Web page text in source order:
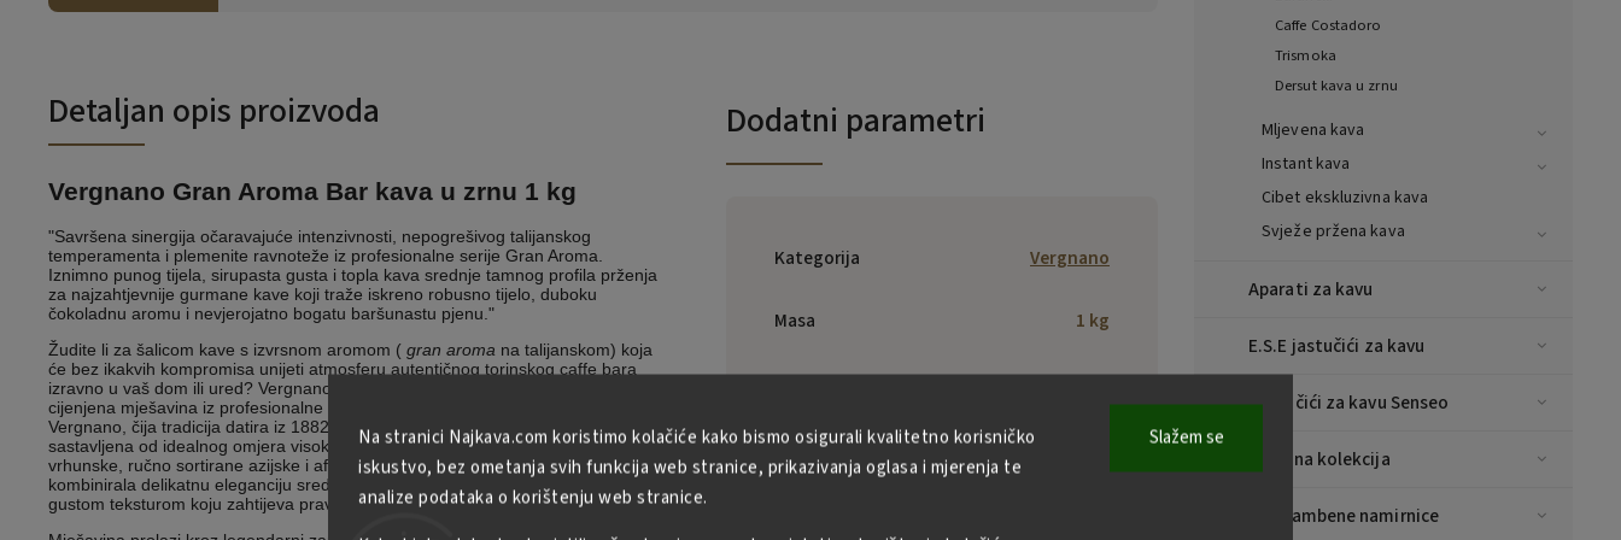
Na stranici Najkava.com koristimo kolačiće kako bismo osigurali kvalitetno korisničko
iskustvo, bez ometanja svih funkcija web stranice, prikazivanja oglasa i mjerenja te
analize podataka o korištenju web stranice.
Slažem se
Caffe Costadoro
Trismoka
Dersut kava u zrnu
Mljevena kava
Instant kava
Cibet ekskluzivna kava
Svježe pržena kava
Aparati za kavu
E.S.E jastučići za kavu
Jastučići za kavu Senseo
Božićna kolekcija
Prehrambene namirnice
Detaljan opis proizvoda
Vergnano Gran Aroma Bar kava u zrnu 1 kg
"Savršena sinergija očaravajuće intenzivnosti, nepogrešivog talijanskog
temperamenta i plemenite ravnoteže iz profesionalne serije Gran Aroma.
Iznimno punog tijela, sirupasta gusta i topla kava srednje tamnog profila prženja
za najzahtjevnije gurmane kave koji traže iskreno robusno tijelo, duboku
čokoladnu aromu i nevjerojatno bogatu baršunastu pjenu."
Žudite li za šalicom kave s izvrsnom aromom ( gran aroma na talijanskom) koja
će bez ikakvih kompromisa unijeti atmosferu autentičnog torinskog caffe bara
izravno u vaš dom ili ured? Vergnano Gran Aroma Bar je ekskluzivna i visoko
cijenjena mješavina iz profesionalne ponude barista obiteljske pržionice Caffè
Vergnano, čija tradicija datira iz 1882. godine. Ova mješavina majstorski je
sastavljena od idealnog omjera visokokvalitetnih zrna odabrane Arabice i
vrhunske, ručno sortirane azijske i afričke Robuste. Dizajnirana je kako bi
kombinirala delikatnu eleganciju srednjoameričkih kava s prodornom snagom i
gustom teksturom koju zahtijeva pravi talijanski espresso.
Dodatni parametri
Kategorija Vergnano
Masa 1 kg
EAN: 8001800000094
Casa del Caffe
Vergnano S.p.A.,